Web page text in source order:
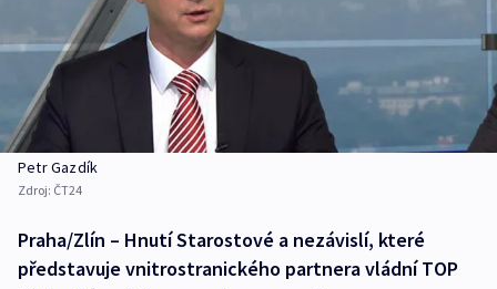
Petr Gazdík
Zdroj: ČT24
Praha/Zlín – Hnutí Starostové a nezávislí, které
představuje vnitrostranického partnera vládní TOP